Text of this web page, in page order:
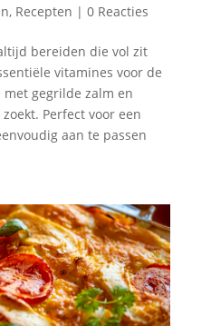
, Recepten | 0 Reacties
bereiden die vol zit
vitamines voor de
met gegrilde zalm en
Perfect voor een
aan te passen